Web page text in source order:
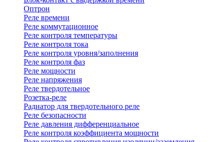
Оптрон
Реле времени
Реле коммутационное
Реле контроля температуры
Реле контроля тока
Реле контроля уровня/заполнения
Реле контроля фаз
Реле мощности
Реле напряжения
Реле твердотельное
Розетка-реле
Радиатор для твердотельного реле
Реле безопасности
Реле давления дифференциальное
Реле контроля коэффициента мощности